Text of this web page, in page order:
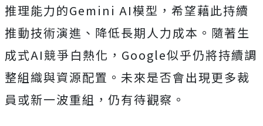
推理能力的Gemini AI模型，希望藉此持續
推動技術演進、降低長期人力成本。隨著生
成式AI競爭白熱化，Google似乎仍將持續調
整組織與資源配置。未來是否會出現更多裁
員或新一波重組，仍有待觀察。